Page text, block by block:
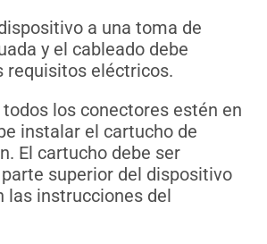
a una toma de
y el cableado debe
requisitos eléctricos.
todos los conectores estén en
instalar el cartucho de
El cartucho debe ser
superior del dispositivo
las instrucciones del